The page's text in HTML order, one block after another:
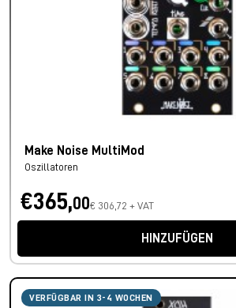
Make Noise MultiMod
Oszillatoren
€365,00€ 306,72 + VAT
HINZUFÜGEN
VERFÜGBAR IN 3-4 WOCHEN